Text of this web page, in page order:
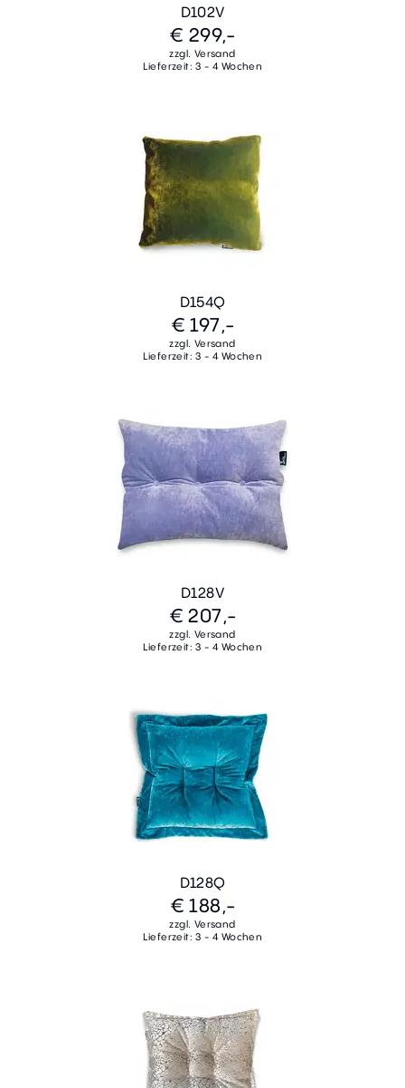
D102V
€ 299,-
zzgl. Versand
Lieferzeit: 3 - 4 Wochen
D154Q
€ 197,-
zzgl. Versand
Lieferzeit: 3 - 4 Wochen
D128V
€ 207,-
zzgl. Versand
Lieferzeit: 3 - 4 Wochen
D128Q
€ 188,-
zzgl. Versand
Lieferzeit: 3 - 4 Wochen